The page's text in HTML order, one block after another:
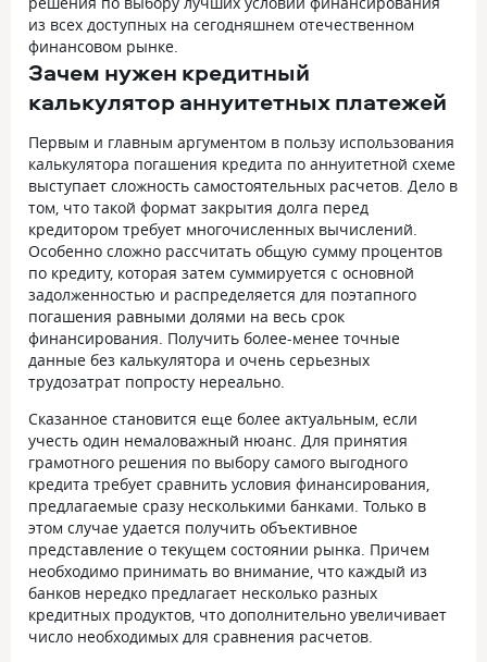
из всех доступных на сегодняшнем отечественном
финансовом рынке.
Зачем нужен кредитный
калькулятор аннуитетных платежей
Первым и главным аргументом в пользу использования
калькулятора погашения кредита по аннуитетной схеме
выступает сложность самостоятельных расчетов. Дело в
том, что такой формат закрытия долга перед
кредитором требует многочисленных вычислений.
Особенно сложно рассчитать общую сумму процентов
по кредиту, которая затем суммируется с основной
задолженностью и распределяется для поэтапного
погашения равными долями на весь срок
финансирования. Получить более-менее точные
данные без калькулятора и очень серьезных
трудозатрат попросту нереально.
Сказанное становится еще более актуальным, если
учесть один немаловажный нюанс. Для принятия
грамотного решения по выбору самого выгодного
кредита требует сравнить условия финансирования,
предлагаемые сразу несколькими банками. Только в
этом случае удается получить объективное
представление о текущем состоянии рынка. Причем
необходимо принимать во внимание, что каждый из
банков нередко предлагает несколько разных
кредитных продуктов, что дополнительно увеличивает
число необходимых для сравнения расчетов.